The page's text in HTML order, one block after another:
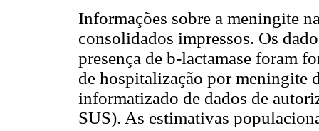
Informações sobre a meningite
consolidados impressos. Os
presença de b-lactamase foram
de hospitalização por meningite
informatizado de dados de
SUS). As estimativas